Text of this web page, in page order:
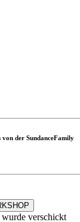
der SundanceFamily
verschickt